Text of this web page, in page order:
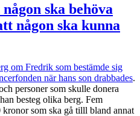
ska behöva
någon ska kunna
om Fredrik som bestämde sig
när hans son drabbades.
personer som skulle donera
besteg olika berg. Fem
som ska gå tilll bland annat